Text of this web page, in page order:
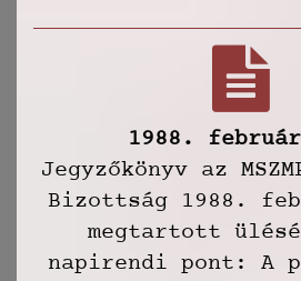
1988.
Jegyzőkönyv az
Bizottság 1988.
megtartott
napirendi pont: A